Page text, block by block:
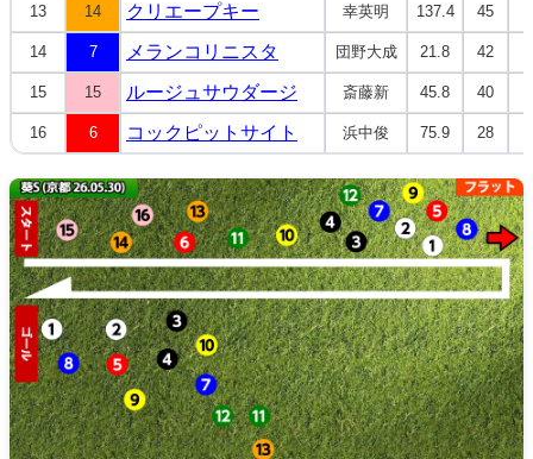
13 14 クリエープキー 幸英明 137.4 45
14 7 メランコリニスタ 団野大成 21.8 42
15 15 ルージュサウダージ 斎藤新 45.8 40
16 6 コックピットサイト 浜中俊 75.9 28